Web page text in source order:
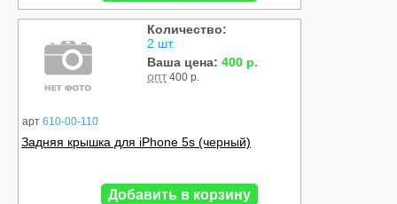
арт 610-00-110
Количество:
2 шт.
Ваша цена: 400 р.
опт 400 р.
Задняя крышка для iPhone 5s (черный)
Добавить в корзину